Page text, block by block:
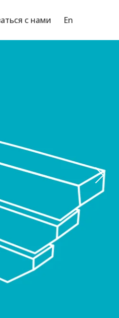
с нами En